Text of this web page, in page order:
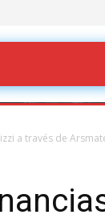
a través de